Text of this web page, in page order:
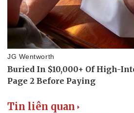
Tin liên quan